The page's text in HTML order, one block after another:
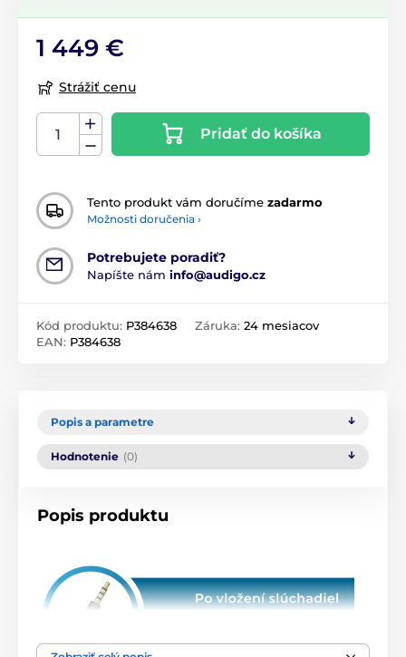
1 449 €
Strážiť cenu
Pridať do košíka
Tento produkt vám doručíme zadarmo
Možnosti doručenia ›
Potrebujete poradiť?
Napíšte nám info@audigo.cz
Kód produktu: P384638
EAN: P384638
Záruka: 24 mesiacov
Popis a parametre
Hodnotenie (0)
Popis produktu